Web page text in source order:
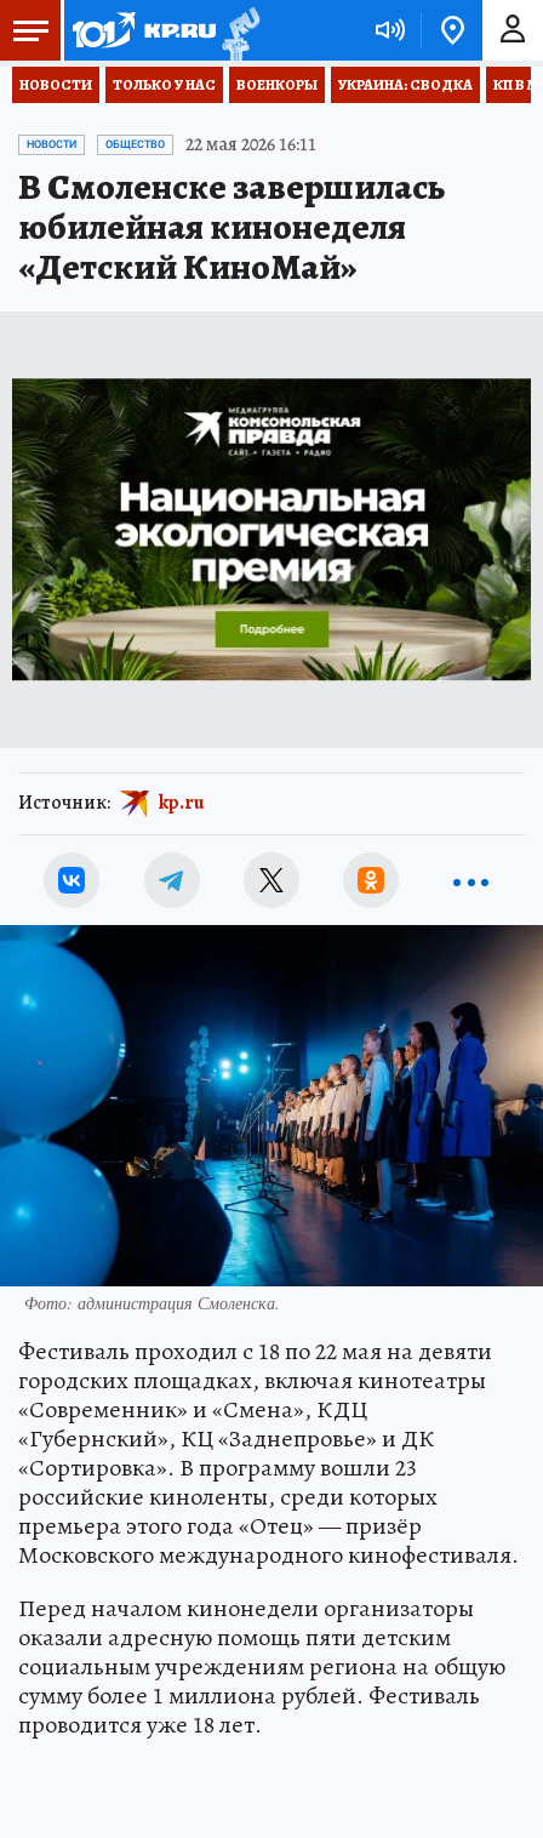
НОВОСТИ ТОЛЬКО У НАС ВОЕНКОРЫ УКРАИНА: СВОДКА КП В
НОВОСТИ ОБЩЕСТВО 22 мая 2026 16:11
В Смоленске завершилась
юбилейная кинонеделя
«Детский КиноМай»
Источник: kp.ru
Фото: администрация Смоленска.
Фестиваль проходил с 18 по 22 мая на девяти
городских площадках, включая кинотеатры
«Современник» и «Смена», КДЦ
«Губернский», КЦ «Заднепровье» и ДК
«Сортировка». В программу вошли 23
российские киноленты, среди которых
премьера этого года «Отец» — призёр
Московского международного кинофестиваля.
Перед началом кинонедели организаторы
оказали адресную помощь пяти детским
социальным учреждениям региона на общую
сумму более 1 миллиона рублей. Фестиваль
проводится уже 18 лет.